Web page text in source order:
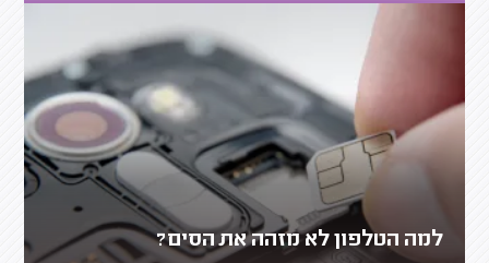
למה הטלפון לא מזהה את הסים?